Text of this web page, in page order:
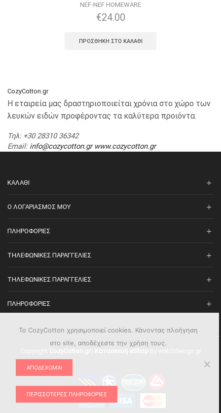
NEF-NEF HOMEWARE
€24.00
ΠΡΟΣΘΉΚΗ ΣΤΟ ΚΑΛΆΘΙ
CozyCotton.gr
Η εταιρεία μας δραστηριοποιείται χρόνια στο χώρο των
λευκών ειδών προφέροντας τα καλύτερα προιόντα.
Τηλ: +30 28310 36342
Email: info@cozycotton.gr www.cozycotton.gr
ΚΑΛΆΘΙ
O ΛΟΓΑΡΙΑΣΜΌΣ ΜΟΥ
ΠΛΗΡΟΦΟΡΊΕΣ
ΤΗΛΕΦΩΝΙΚΈΣ ΠΑΡΑΓΓΕΛΊΕΣ
ΤΗΛΕΦΩΝΙΚΈΣ ΠΑΡΑΓΓΕΛΊΕΣ
ΠΛΗΡΟΦΟΡΊΕΣ
Το CozyCotton χρησιμοποιεί cookies. Κάνοντας πλοήγηση
στο site, αποδέχεστε την χρήση τους.
ΑΠΟΔΈΧΟΜΑΙ
ΠΕΡΙΣΣΌΤΕΡΕΣ ΠΛΗΡΟΦΟΡΊΕΣ